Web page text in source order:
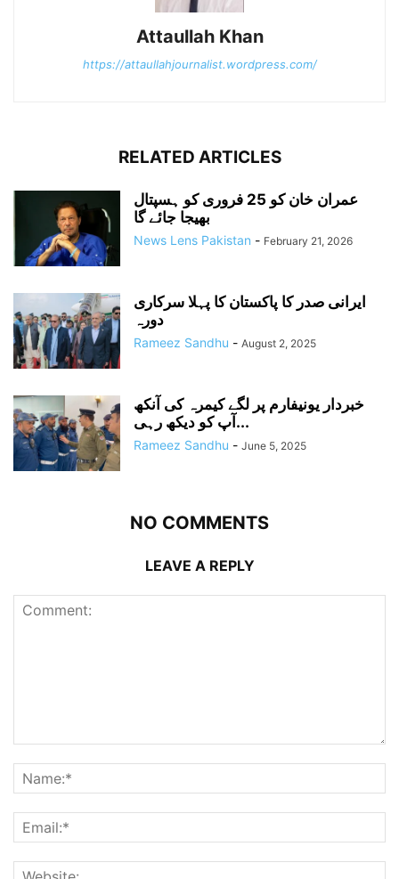
Attaullah Khan
https://attaullahjournalist.wordpress.com/
RELATED ARTICLES
عمران خان کو 25 فروری کو ہسپتال
بھیجا جائے گا
News Lens Pakistan - February 21, 2026
ایرانی صدر کا پاکستان کا پہلا سرکاری
دورہ
Rameez Sandhu - August 2, 2025
خبردار یونیفارم پر لگے کیمرہ کی آنکھ
آپ کو دیکھ رہی...
Rameez Sandhu - June 5, 2025
NO COMMENTS
LEAVE A REPLY